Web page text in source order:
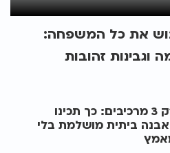
את כל המשפחה:
זהובות
רק 3 מרכיבים: כך תכינו
ביתית מושלמת בלי